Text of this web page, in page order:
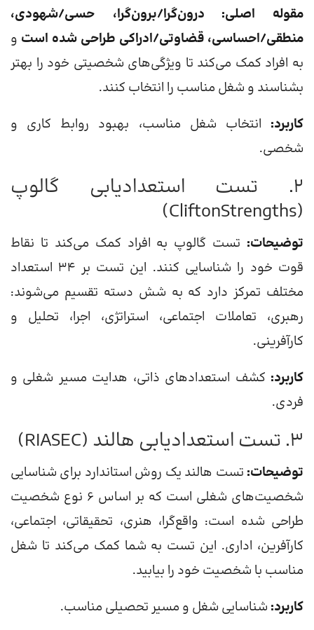
مقوله اصلی: درون‌گرا/برون‌گرا، حسی/شهودی،
منطقی/احساسی، قضاوتی/ادراکی طراحی شده است و
به افراد کمک می‌کند تا ویژگی‌های شخصیتی خود را بهتر
بشناسند و شغل مناسب را انتخاب کنند.
کاربرد: انتخاب شغل مناسب، بهبود روابط کاری و
شخصی.
2. تست استعدادیابی گالوپ
(CliftonStrengths)
توضیحات: تست گالوپ به افراد کمک می‌کند تا نقاط
قوت خود را شناسایی کنند. این تست بر 34 استعداد
مختلف تمرکز دارد که به شش دسته تقسیم می‌شوند:
رهبری، تعاملات اجتماعی، استراتژی، اجرا، تحلیل و
کارآفرینی.
کاربرد: کشف استعدادهای ذاتی، هدایت مسیر شغلی و
فردی.
3. تست استعدادیابی هالند (RIASEC)
توضیحات: تست هالند یک روش استاندارد برای شناسایی
شخصیت‌های شغلی است که بر اساس 6 نوع شخصیت
طراحی شده است: واقع‌گرا، هنری، تحقیقاتی، اجتماعی،
کارآفرین، اداری. این تست به شما کمک می‌کند تا شغل
مناسب با شخصیت خود را بیابید.
کاربرد: شناسایی شغل و مسیر تحصیلی مناسب.